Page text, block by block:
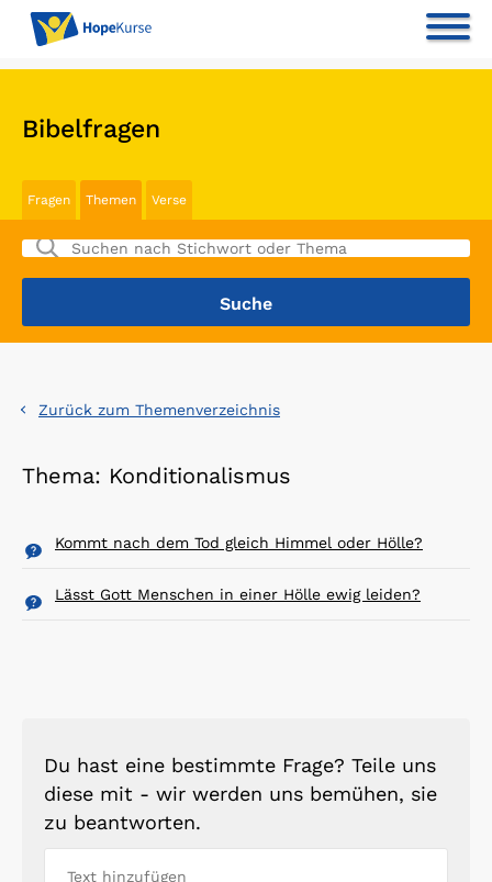
Bibelfragen
Fragen Themen Verse
Zurück zum Themenverzeichnis
Thema: Konditionalismus
Kommt nach dem Tod gleich Himmel oder Hölle?
Lässt Gott Menschen in einer Hölle ewig leiden?
Du hast eine bestimmte Frage? Teile uns
diese mit - wir werden uns bemühen, sie
zu beantworten.